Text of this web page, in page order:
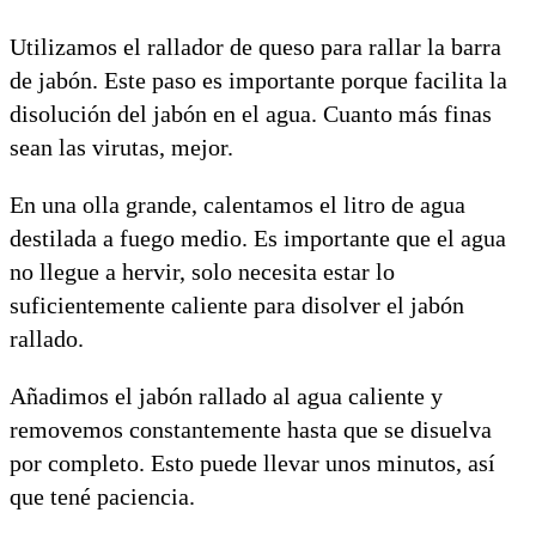
Utilizamos el rallador de queso para rallar la barra
de jabón. Este paso es importante porque facilita la
disolución del jabón en el agua. Cuanto más finas
sean las virutas, mejor.
En una olla grande, calentamos el litro de agua
destilada a fuego medio. Es importante que el agua
no llegue a hervir, solo necesita estar lo
suficientemente caliente para disolver el jabón
rallado.
Añadimos el jabón rallado al agua caliente y
removemos constantemente hasta que se disuelva
por completo. Esto puede llevar unos minutos, así
que tené paciencia.